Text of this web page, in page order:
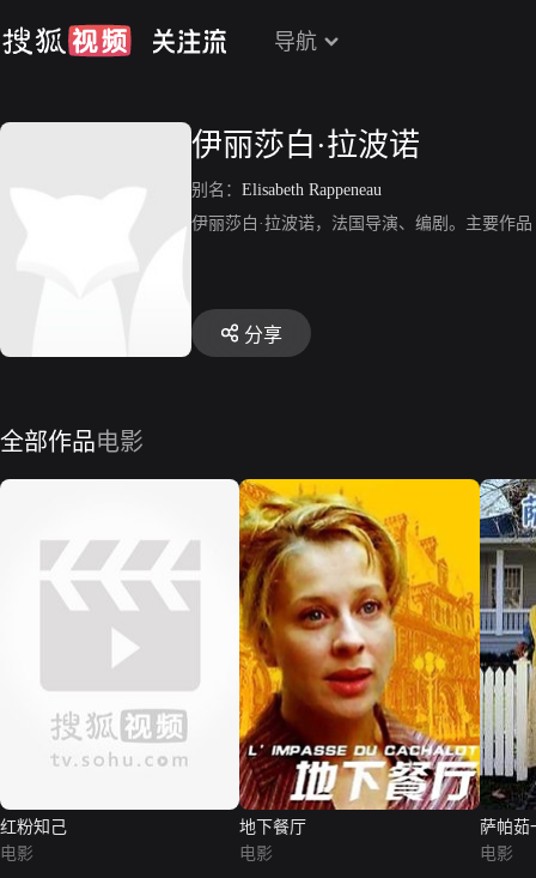
导航
伊丽莎白·拉波诺
别名： Elisabeth Rappeneau
伊丽莎白·拉波诺，法国导演、编剧。主要作
分享
全部作品电影
红粉知己
电影
地下餐厅
电影
萨帕茹
电影